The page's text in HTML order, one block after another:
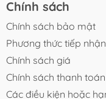
Chính sách
Chính sách bảo mật
Phương thức tiếp
Chính sách giá
Chính sách thanh toán
Các điều kiện hoặc